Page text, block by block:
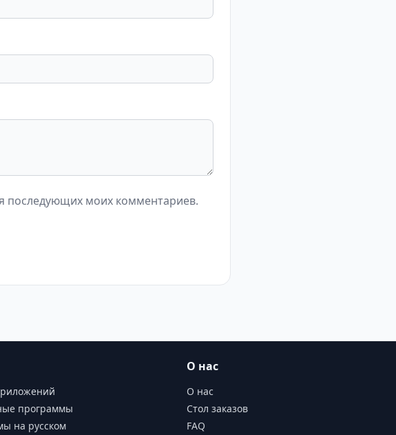
последующих моих комментариев.
программы
на русском
О нас
О нас
Стол заказов
FAQ